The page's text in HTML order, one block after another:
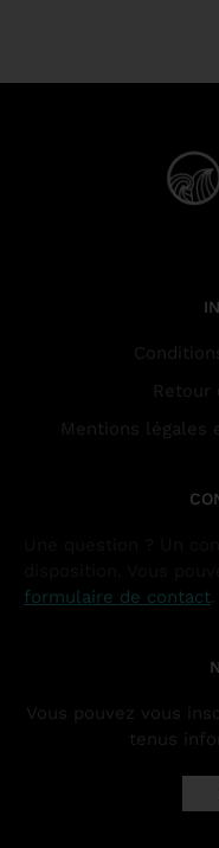
Retour
Mentions légales
formulaire de contact
Vous pouvez vous
tenus